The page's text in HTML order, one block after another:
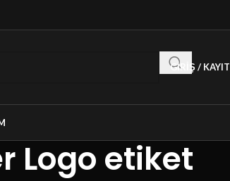
GIRIŞ / KAYIT
Logo etiket